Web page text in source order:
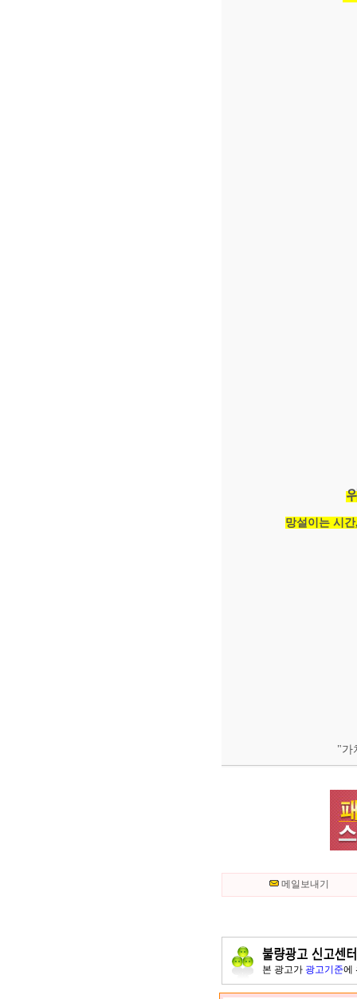
망설이는 시
"가
메일보내기
본 광고가 광고기준에